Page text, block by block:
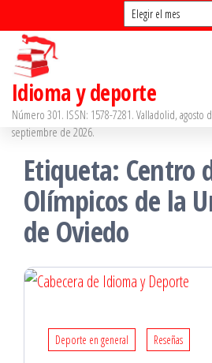
Archivos
Idioma y deporte
Número 301. ISSN: 1578-7281. Valladolid, agosto
septiembre de 2026.
Etiqueta: Centro
Olímpicos de la
de Oviedo
Deporte en general Reseñas